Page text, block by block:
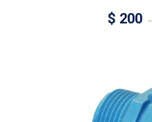
$ 200 –